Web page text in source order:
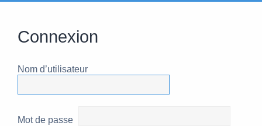
Connexion
Nom d’utilisateur
Mot de passe